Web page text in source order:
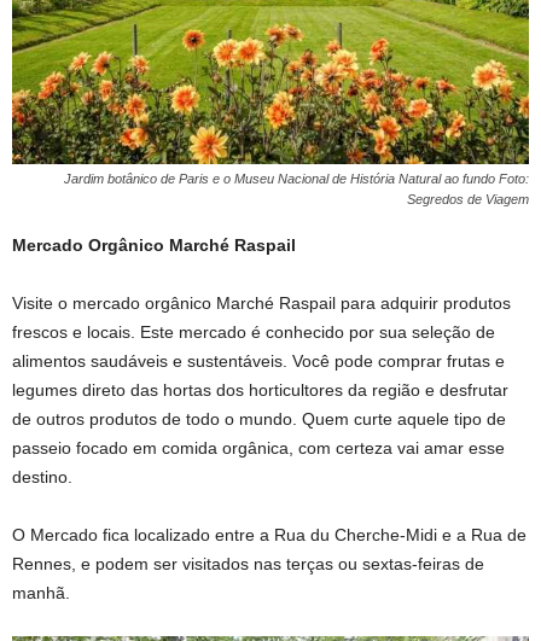
Jardim botânico de Paris e o Museu Nacional de História Natural ao fundo Foto:
Segredos de Viagem
Mercado Orgânico Marché Raspail
Visite o mercado orgânico Marché Raspail para adquirir produtos
frescos e locais. Este mercado é conhecido por sua seleção de
alimentos saudáveis e sustentáveis. Você pode comprar frutas e
legumes direto das hortas dos horticultores da região e desfrutar
de outros produtos de todo o mundo. Quem curte aquele tipo de
passeio focado em comida orgânica, com certeza vai amar esse
destino.
O Mercado fica localizado entre a Rua du Cherche-Midi e a Rua de
Rennes, e podem ser visitados nas terças ou sextas-feiras de
manhã.